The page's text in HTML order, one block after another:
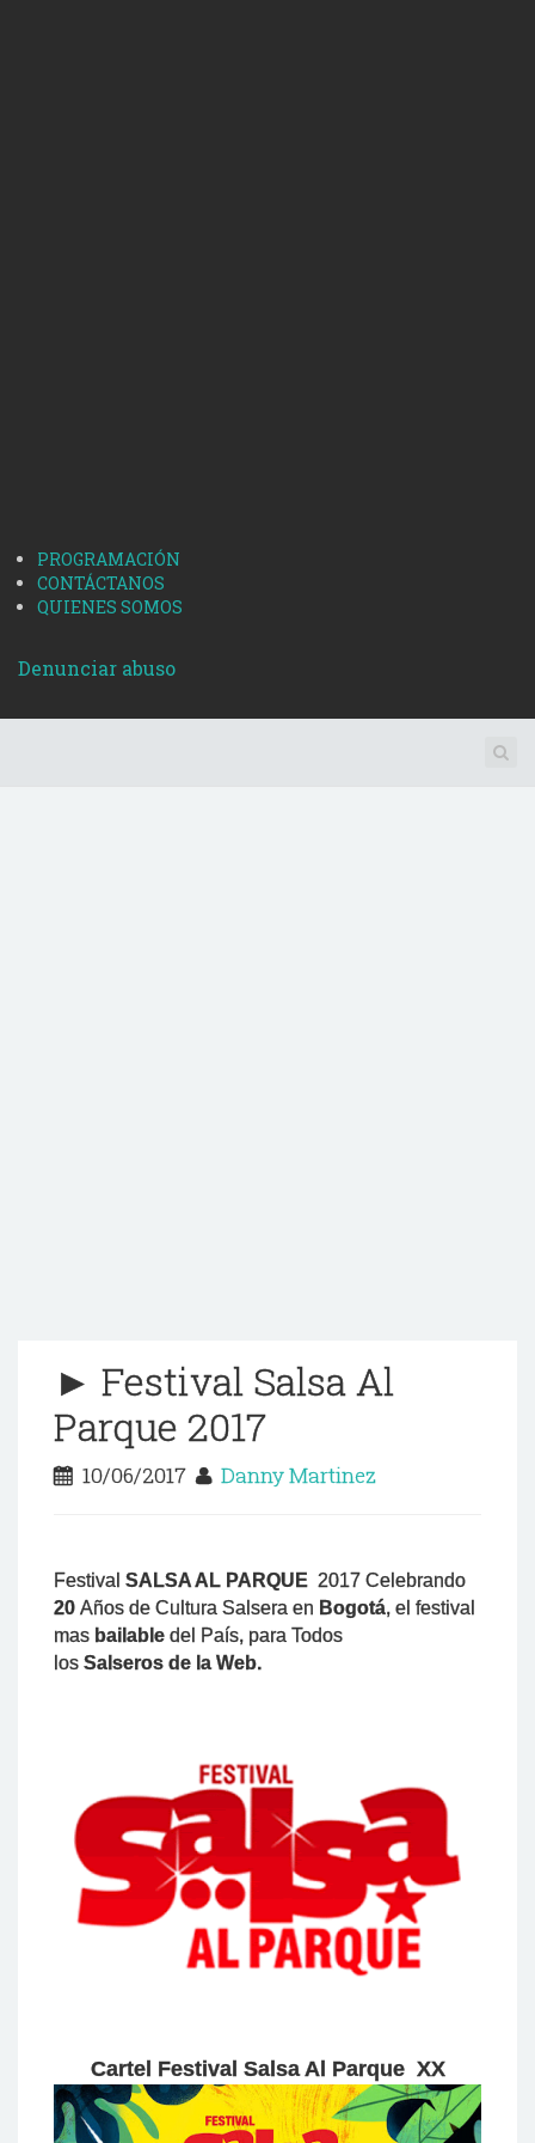
PROGRAMACIÓN
CONTÁCTANOS
QUIENES SOMOS
Denunciar abuso
► Festival Salsa Al
Parque 2017
10/06/2017 Danny Martinez
Festival SALSA AL PARQUE 2017 Celebrando
20 Años de Cultura Salsera en Bogotá, el festival
mas bailable del País, para Todos
los Salseros de la Web.
Cartel Festival Salsa Al Parque XX